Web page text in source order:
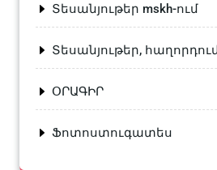
Տեսանյութեր mskh-ում
Տեսանյութեր,
ՕՐԱԳԻՐ
Ֆոտոստուգատես